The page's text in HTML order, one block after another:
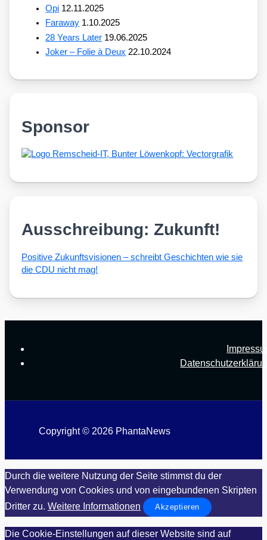
Opi 12.11.2025
Faraway 1.10.2025
28 Years Later 19.06.2025
Joker – Folie à Deux 22.10.2024
Sponsor
Ausschreibung: Zukunft!
Posi­ti­ve Zukunfts­vi­sio­nen – schreibt Geschich­ten wie sie
die CDU nicht mag!
Copyright © 2026 PhantaNews
Durch die weitere Nutzung der Seite stimmst du der
Verwendung von Cookies und von eingebundenen Skripten
Dritter zu. Weitere Informationen Akzeptieren
Die Cookie-Einstellungen auf dieser Website sind auf